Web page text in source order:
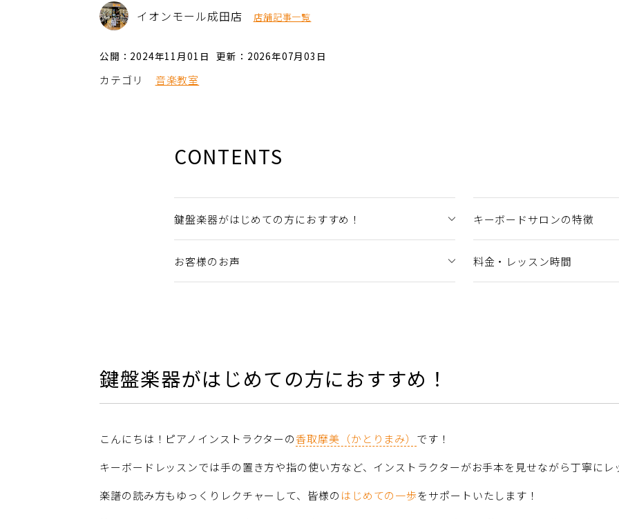
イオンモール成田店 店舗記事一覧
公開：2024年11月01日 更新：2026年07月03日
カテゴリ 音楽教室
CONTENTS
鍵盤楽器がはじめての方におすすめ！ キーボードサロンの特徴
お客様のお声 料金・レッスン時間
鍵盤楽器がはじめての方におすすめ！
こんにちは！ピアノインストラクターの香取摩美（かとりまみ） です！
キーボードレッスンでは手の置き方や指の使い方など、インストラクターがお手本を見せながら丁寧にレ
楽譜の読み方もゆっくりレクチャーして、皆様の はじめての一歩をサポートいたします！